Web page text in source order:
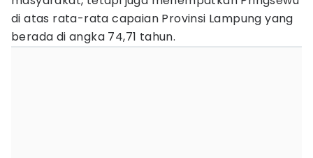
di atas rata-rata capaian Provinsi Lampung yang
berada di angka 74,71 tahun.